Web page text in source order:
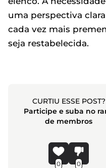
uma perspectiva
cada vez mais
seja restabelecida.
CURTIU ESSE POST?
Participe e suba no
de membros
0 0